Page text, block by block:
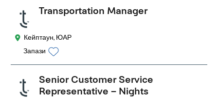
Transportation Manager
Кейптаун, ЮАР
Запази
Senior Customer Service
Representative – Nights